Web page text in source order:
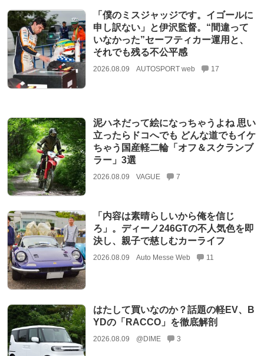
「僕のミスジャッジです。イゴールに
申し訳ない」と伊沢監督。“間違って
いなかった”セーフティカー運用と、
それでも残る不公平感
2026.08.09 AUTOSPORT web 17
泥ハネだって絵になっちゃうよね 思い
立ったらドコへでも どんな道でもイケ
ちゃう国産軽二輪「オフ＆スクランブ
ラー」3選
2026.08.09 VAGUE 7
「内容は素晴らしいから俺を信じ
ろ」。ディーノ246GTの不人気色を即
決し、親子で慈しむカーライフ
2026.08.09 Auto Messe Web 11
はたして買いなのか？話題の軽EV、B
YDの「RACCO」を徹底解剖
2026.08.09 @DIME 3